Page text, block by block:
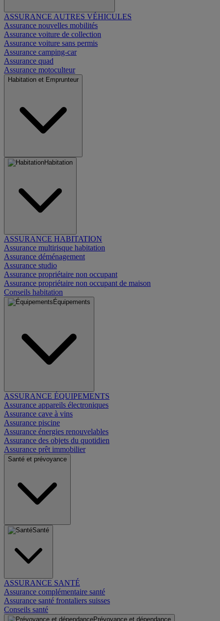
ASSURANCE AUTRES VÉHICULES
Assurance nouvelles mobilités
Assurance voiture de collection
Assurance voiture sans permis
Assurance camping-car
Assurance quad
Assurance motoculteur
Habitation et Emprunteur
Habitation
ASSURANCE HABITATION
Assurance multirisque habitation
Assurance déménagement
Assurance studio
Assurance propriétaire non occupant
Assurance propriétaire non occupant de maison
Conseils habitation
Équipements
ASSURANCE ÉQUIPEMENTS
Assurance appareils électroniques
Assurance cave à vins
Assurance piscine
Assurance énergies renouvelables
Assurance des objets du quotidien
Assurance prêt immobilier
Santé et prévoyance
Santé
ASSURANCE SANTÉ
Assurance complémentaire santé
Assurance santé frontaliers suisses
Conseils santé
Prévoyance et dépendance